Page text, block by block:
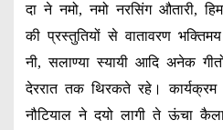
दा ने नमो, नमो नरसिंग औतारी,
की प्रस्तुतियों से वातावरण
नी, सलाण्या स्यायी आदि अनेक
देररात तक थिरकते रहे।
नौटियाल ने दयो लागी ते ऊंचा